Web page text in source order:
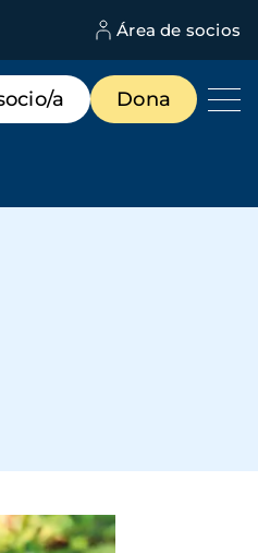
Área de socios
a Dona